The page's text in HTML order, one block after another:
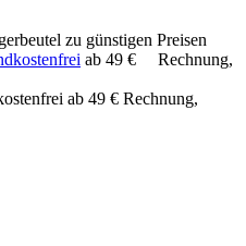
zu günstigen Preisen
ab 49 €
Rechnung,
ab 49 € Rechnung,